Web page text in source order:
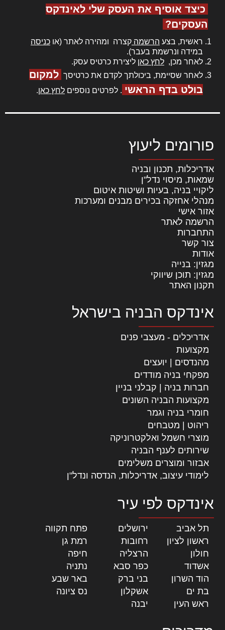
כיצד אוסיף את העסק שלי לאינדקס
העסקים?
ראשית, בצע הרשמה קצרה ומהירה לאתר (או כניסה
במידה ונרשמת בעבר).
לאחר מכן, לחץ כאן ליצירת כרטיס עסק.
לאחר שסיימת, ביכולתך לקדם את כרטיסך למקום
בולט בדף הראשי . לפרטים נוספים לחץ כאן.
פורומים ליעוץ
אדריכלות, תכנון ובניה
שמאות, מיסוי נדל"ן
ליקויי בניה, בעיות ושיטות איטום
מנהלי אחזקה בכירים מבנים ומערכות
אזור אישי
הרשמה לאתר
התחברות
צור קשר
אודות
מגזין: בנייה
מגזין: תוכן שיווקי
תקנון האתר
אינדקס הבניה בישראל
אדריכלים - מעצבי פנים
מקצועות
מהנדסים | יועצים
מפקחי בניה מודדים
חברות בניה | קבלני בניין
מקצועות הבניה השונים
חומרי בניה וגמר
ריהוט | מטבחים
מוצרי חשמל ואלקטרוניקה
שירותים לענף הבניה
אבזור ומוצרים משלימים
לימודי עיצוב, אדריכלות, הנדסה ונדל"ן
אינדקס לפי עיר
תל אביב ירושלים פתח תקווה
ראשון לציון
רחובות רמת גן
חולון
הרצליה חיפה
אשדוד
כפר סבא נתניה
הוד השרון
בני ברק באר שבע
בת ים
אשקלון נס ציונה
ראש העין
יבנה